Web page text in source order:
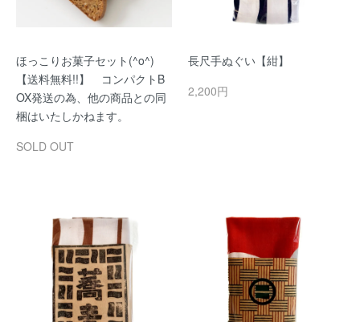
ほっこりお菓子セット(^o^)
【送料無料!!】 コンパクトB
OX発送の為、他の商品との同
梱はいたしかねます。
SOLD OUT
長尺手ぬぐい【紺】
2,200円